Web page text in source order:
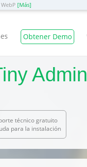
[Más]
Obtener Demo
Admin
técnico gratuito
para la instalación